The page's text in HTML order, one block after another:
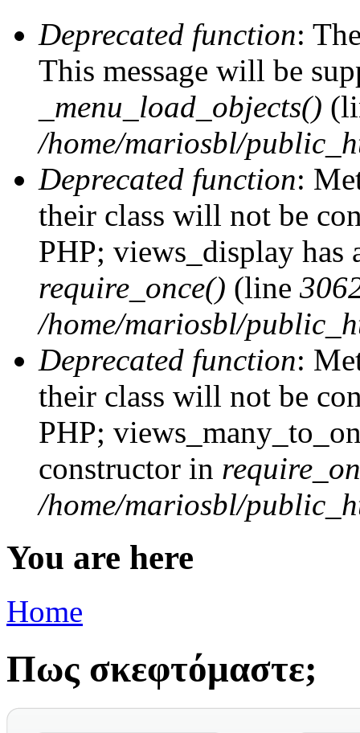
Deprecated function:
This message will be
_menu_load_objects()
/home/mariosbl/
Deprecated function:
their class will not be
PHP; views_display has
require_once() (line
/home/mariosbl/
Deprecated function:
their class will not be
PHP;
constructor in
/home/mariosbl/
You are here
Home
Πως σκεφτόμαστε;